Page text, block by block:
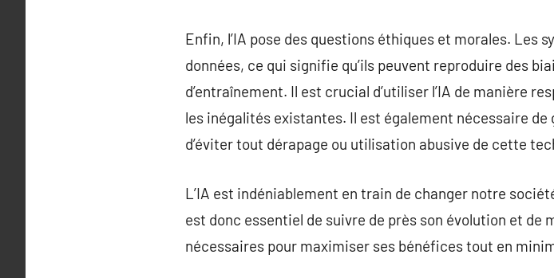
Enfin, l’IA pose des questions éthiques et morales. Les
données, ce qui signifie qu’ils peuvent reproduire des
d’entraînement. Il est crucial d’utiliser l’IA de manière
les inégalités existantes. Il est également nécessaire
d’éviter tout dérapage ou utilisation abusive de cette
L’IA est indéniablement en train de changer notre
est donc essentiel de suivre de près son évolution et
nécessaires pour maximiser ses bénéfices tout en